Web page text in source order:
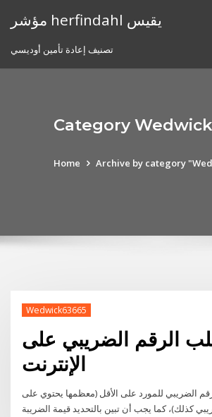
مؤشر herfindahl يقيس
تصنيف إعادة تأمين أوديسي
Category
Home Archive by category
Wedwick63665
الرقم الضريبي على
الإنترنت
الضريبي للمورد على الأقل (معظمها يحتوي على
كذلك)، كما يجب أن تبين بالتحديد قيمة الضريبة